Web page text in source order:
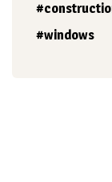
windows